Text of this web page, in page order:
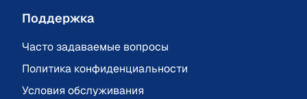
Поддержка
Часто задаваемые вопросы
Политика конфиденциальности
Условия обслуживания